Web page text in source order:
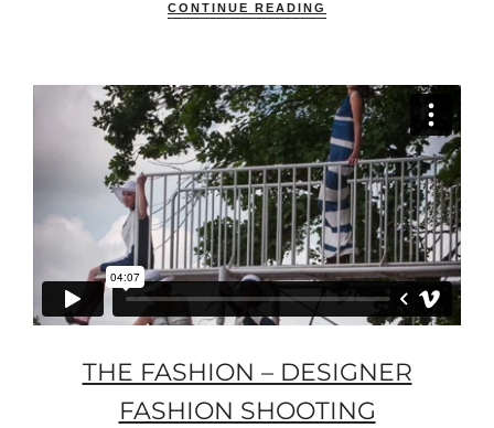
CONTINUE READING
THE FASHION – DESIGNER
FASHION SHOOTING